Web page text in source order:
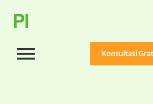
Konsultasi